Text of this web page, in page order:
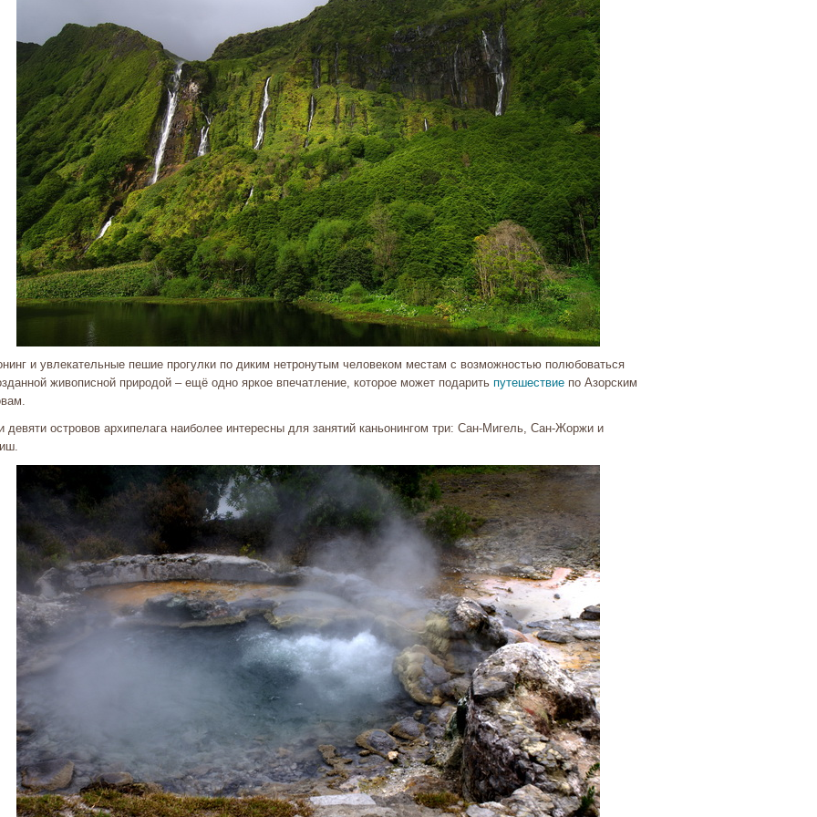
и увлекательные пешие прогулки по диким нетронутым человеком местам с возможностью полюбоваться
живописной природой – ещё одно яркое впечатление, которое может подарить путешествиепо Азорским
девяти островов архипелага наиболее интересны для занятий каньонингом три: Сан-Мигель, Сан-Жоржи и